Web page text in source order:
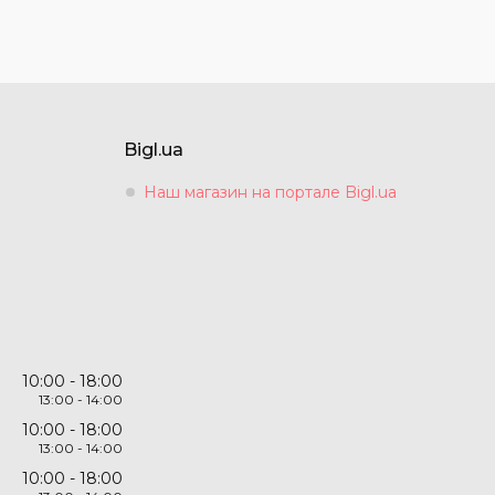
Bigl.ua
Наш магазин на портале Bigl.ua
10:00 18:00
13:00 14:00
10:00 18:00
13:00 14:00
10:00 18:00